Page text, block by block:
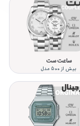
ساعت ست
بیش از 500 مدل